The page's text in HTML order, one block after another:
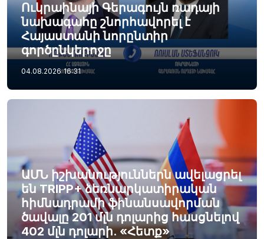
Ուկրաինայի Գերագույն ռադայի
նախագահը շնորհավորել է
Հայաստանի նորընտիր
գործընկերոջը
04.08.2026 16:31
ԱՄՆ իշխանություններն ավելացրել
են TRIPP+ ձեռնարկատիրական
հիմնադրամի ֆինանսավորման
ծավալը 201 մլն դոլարից հասցնելով
402 մլն դոլարի. «Հետք»